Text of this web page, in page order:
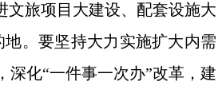
文旅项目大建设、配套设施大
。要坚持大力实施扩大内需
化“一件事一次办”改革，建